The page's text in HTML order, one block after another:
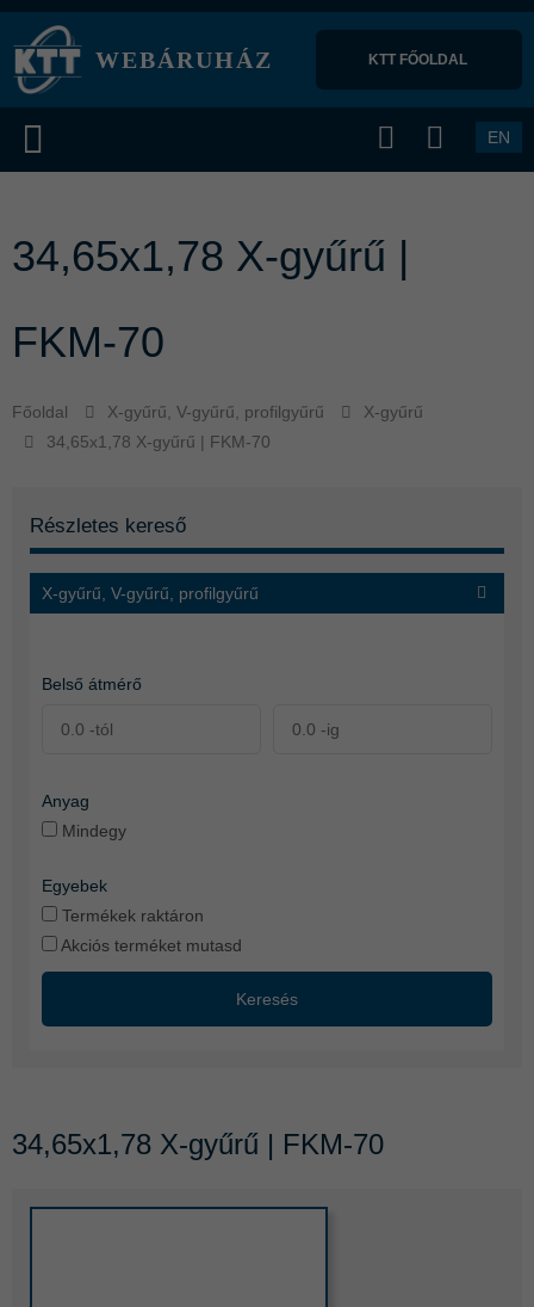
WEBÁRUHÁZ KTT FŐOLDAL
EN
34,65x1,78 X-gyűrű |
FKM-70
Főoldal X-gyűrű, V-gyűrű, profilgyűrű
X-gyűrű
34,65x1,78 X-gyűrű | FKM-70
Részletes kereső
X-gyűrű, V-gyűrű, profilgyűrű
Belső átmérő
Anyag
Mindegy
Egyebek
Termékek raktáron
Akciós terméket mutasd
Keresés
34,65x1,78 X-gyűrű | FKM-70